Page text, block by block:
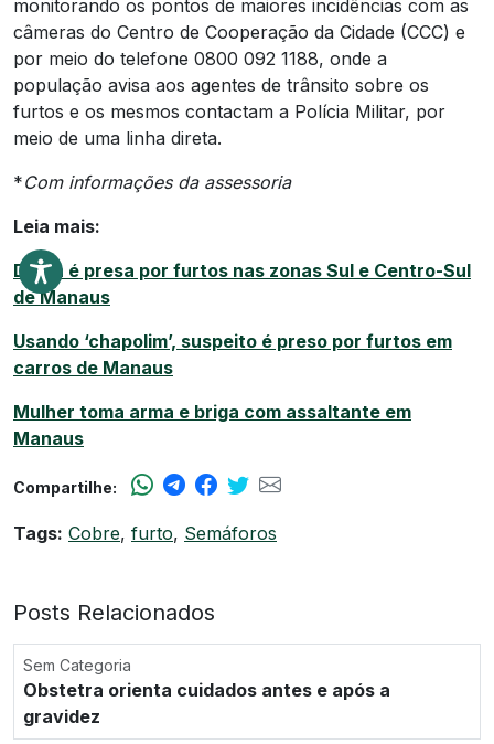
monitorando os pontos de maiores incidências com as
câmeras do Centro de Cooperação da Cidade (CCC) e
por meio do telefone 0800 092 1188, onde a
população avisa aos agentes de trânsito sobre os
furtos e os mesmos contactam a Polícia Militar, por
meio de uma linha direta.
*Com informações da assessoria
Leia mais:
Dupla é presa por furtos nas zonas Sul e Centro-Sul
de Manaus
Usando ‘chapolim’, suspeito é preso por furtos em
carros de Manaus
Mulher toma arma e briga com assaltante em
Manaus
Compartilhe:
Tags: Cobre, furto, Semáforos
Posts Relacionados
Sem Categoria
Obstetra orienta cuidados antes e após a
gravidez